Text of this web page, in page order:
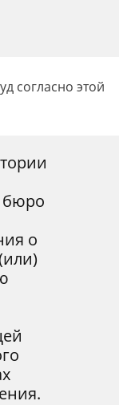
согласно этой
бюро
о